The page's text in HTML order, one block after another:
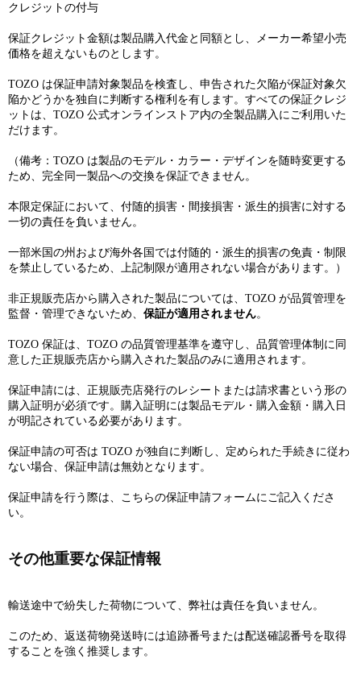
クレジットの付与
保証クレジット金額は製品購入代金と同額とし、メーカー希望小売
価格を超えないものとします。
TOZO は保証申請対象製品を検査し、申告された欠陥が保証対象欠
陥かどうかを独自に判断する権利を有します。すべての保証クレジ
ットは、TOZO 公式オンラインストア内の全製品購入にご利用いた
だけます。
（備考：TOZO は製品のモデル・カラー・デザインを随時変更する
ため、完全同一製品への交換を保証できません。
本限定保証において、付随的損害・間接損害・派生的損害に対する
一切の責任を負いません。
一部米国の州および海外各国では付随的・派生的損害の免責・制限
を禁止しているため、上記制限が適用されない場合があります。）
非正規販売店から購入された製品については、TOZO が品質管理を
監督・管理できないため、 保証が適用されません。
TOZO 保証は、TOZO の品質管理基準を遵守し、品質管理体制に同
意した正規販売店から購入された製品のみに適用されます。
保証申請には、正規販売店発行のレシートまたは請求書という形の
購入証明が必須です。購入証明には製品モデル・購入金額・購入日
が明記されている必要があります。
保証申請の可否は TOZO が独自に判断し、定められた手続きに従わ
ない場合、保証申請は無効となります。
保証申請を行う際は、こちらの保証申請フォームにご記入くださ
い。
その他重要な保証情報
輸送途中で紛失した荷物について、弊社は責任を負いません。
このため、返送荷物発送時には追跡番号または配送確認番号を取得
することを強く推奨します。